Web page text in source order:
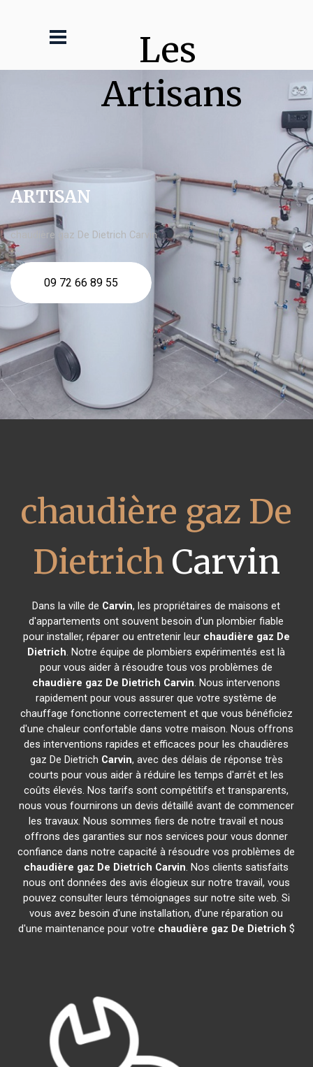
Les
Artisans
ARTISAN
chaudière gaz De Dietrich Carvin
09 72 66 89 55
chaudière gaz De
Dietrich Carvin
Dans la ville de Carvin, les propriétaires de maisons et
d'appartements ont souvent besoin d'un plombier fiable
pour installer, réparer ou entretenir leur chaudière gaz De
Dietrich. Notre équipe de plombiers expérimentés est là
pour vous aider à résoudre tous vos problèmes de
chaudière gaz De Dietrich Carvin. Nous intervenons
rapidement pour vous assurer que votre système de
chauffage fonctionne correctement et que vous bénéficiez
d'une chaleur confortable dans votre maison. Nous offrons
des interventions rapides et efficaces pour les chaudières
gaz De Dietrich Carvin, avec des délais de réponse très
courts pour vous aider à réduire les temps d'arrêt et les
coûts élevés. Nos tarifs sont compétitifs et transparents,
nous vous fournirons un devis détaillé avant de commencer
les travaux. Nous sommes fiers de notre travail et nous
offrons des garanties sur nos services pour vous donner
confiance dans notre capacité à résoudre vos problèmes de
chaudière gaz De Dietrich Carvin. Nos clients satisfaits
nous ont données des avis élogieux sur notre travail, vous
pouvez consulter leurs témoignages sur notre site web. Si
vous avez besoin d'une installation, d'une réparation ou
d'une maintenance pour votre chaudière gaz De Dietrich $